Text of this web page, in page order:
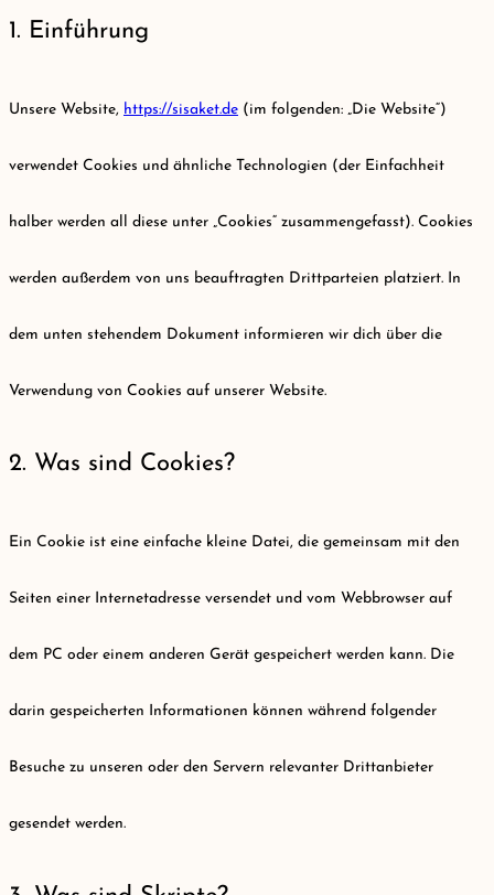
1. Einführung
Unsere Website, https://sisaket.de (im folgenden: „Die Website“)
verwendet Cookies und ähnliche Technologien (der Einfachheit
halber werden all diese unter „Cookies“ zusammengefasst). Cookies
werden außerdem von uns beauftragten Drittparteien platziert. In
dem unten stehendem Dokument informieren wir dich über die
Verwendung von Cookies auf unserer Website.
2. Was sind Cookies?
Ein Cookie ist eine einfache kleine Datei, die gemeinsam mit den
Seiten einer Internetadresse versendet und vom Webbrowser auf
dem PC oder einem anderen Gerät gespeichert werden kann. Die
darin gespeicherten Informationen können während folgender
Besuche zu unseren oder den Servern relevanter Drittanbieter
gesendet werden.